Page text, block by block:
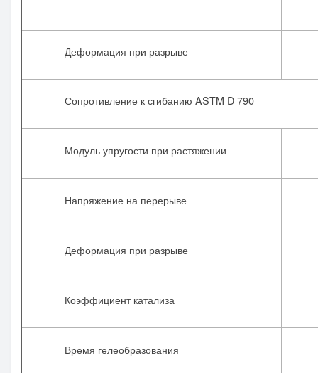
Деформация при разрыве
Сопротивление к сгибанию ASTM D 790
Модуль упругости при растяжении
Напряжение на перерыве
Деформация при разрыве
Коэффициент катализа
Время гелеобразования